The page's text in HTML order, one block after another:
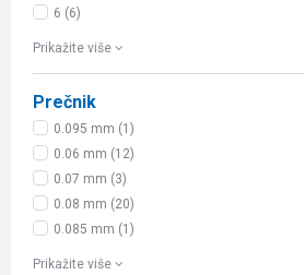
6 (6)
Prikažite više
Prečnik
0.095 mm (1)
0.06 mm (12)
0.07 mm (3)
0.08 mm (20)
0.085 mm (1)
Prikažite više